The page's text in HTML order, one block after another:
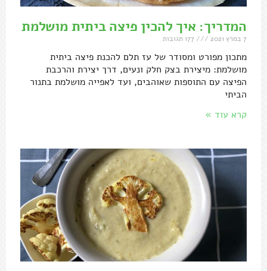
המדריך: איך להכין פיצה ביתית מושלמת
7 במרץ 2021
מתכון מפורט ומסודר של עז תלם להכנת פיצה ביתית
מושלמת: מיצירת בצק חלק ונעים, דרך יצירת והרכבת
הפיצה עם התוספות שאוהבים, ועד לאפייה מושלמת בתנור
הביתי
קרא עוד »